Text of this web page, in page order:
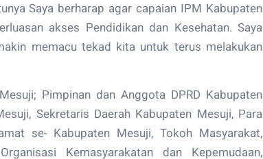
Saya berharap agar capaian IPM Kabupaten
akses Pendidikan dan Kesehatan. Saya
memacu tekad kita untuk terus melakukan
Pimpinan dan Anggota DPRD Kabupaten
Sekretaris Daerah Kabupaten Mesuji, Para
se- Kabupaten Mesuji, Tokoh Masyarakat,
Kemasyarakatan dan Kepemudaan,